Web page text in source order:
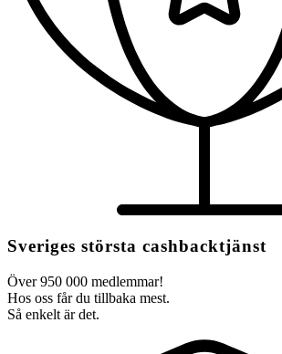
Sveriges största cashbacktjänst
Över 950 000 medlemmar!
Hos oss får du tillbaka mest.
Så enkelt är det.